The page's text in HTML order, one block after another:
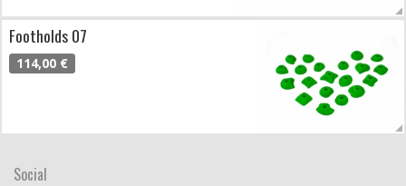
Footholds 07
114,00 €
Social